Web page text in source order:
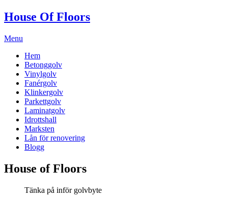
House Of Floors
Menu
innehåll
Hem
Betonggolv
Vinylgolv
Fanérgolv
Klinkergolv
Parkettgolv
Laminatgolv
Idrottshall
Marksten
Lån för renovering
Blogg
House of Floors
Tänka på inför golvbyte